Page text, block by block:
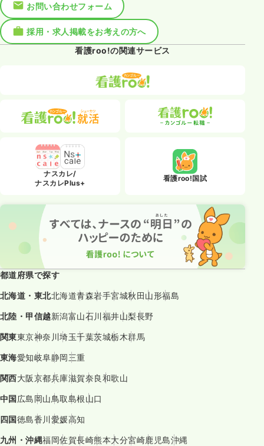
お問い合わせフォーム
採用・求人掲載をお考えの方へ
看護roo!の関連サービス
ナスカレ/
ナスカレPlus+
看護roo!国試
都道府県で探す
北海道・東北北海道青森岩手宮城秋田山形福島
北陸・甲信越新潟富山石川福井山梨長野
関東東京神奈川埼玉千葉茨城栃木群馬
東海愛知岐阜静岡三重
関西大阪京都兵庫滋賀奈良和歌山
中国広島岡山鳥取島根山口
四国徳島香川愛媛高知
九州・沖縄福岡佐賀長崎熊本大分宮崎鹿児島沖縄